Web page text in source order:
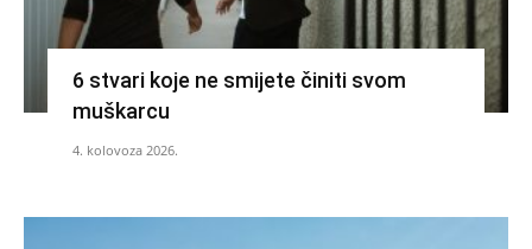
6 stvari koje ne smijete činiti svom
muškarcu
4. kolovoza 2026.